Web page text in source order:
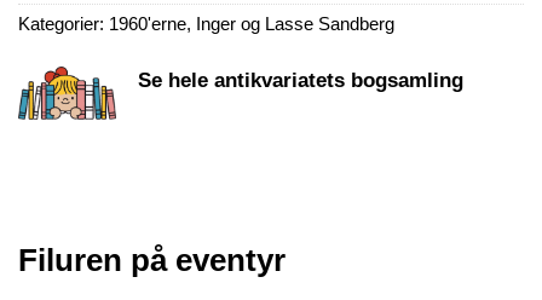
Kategorier: 1960'erne, Inger og Lasse Sandberg
Se hele antikvariatets bogsamling
Filuren på eventyr